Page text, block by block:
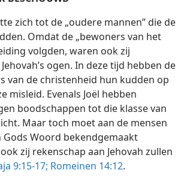
zich tot de „oudere mannen” die de
Omdat de „bewoners van het
volgden, waren ook zij
ogen. In deze tijd hebben de
van de christenheid hun kudden op
misleid. Evenals Joël hebben
boodschappen tot die klasse van
Maar toch moet aan de mensen
Gods Woord bekendgemaakt
zij rekenschap aan Jehovah zullen
9:15-17; Romeinen 14:12.